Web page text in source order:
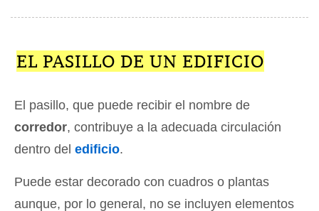
EL PASILLO DE UN EDIFICIO
El pasillo, que puede recibir el nombre de
corredor, contribuye a la adecuada circulación
dentro del edificio.
Puede estar decorado con cuadros o plantas
aunque, por lo general, no se incluyen elementos